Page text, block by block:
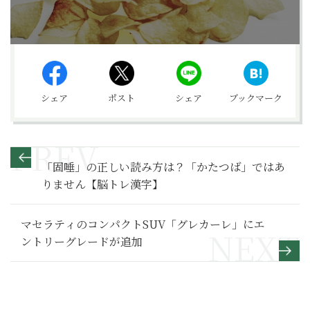
シェア ポスト シェア ブックマーク
「固唾」の正しい読み方は？「かたつば」ではあ
りません【脳トレ漢字】
マセラティのコンパクトSUV「グレカーレ」にエ
ントリーグレードが追加